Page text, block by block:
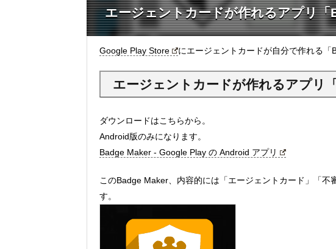
エージェントカードが作れるアプリ
Google Play Store にエージェントカードが自分で作れる「
エージェントカードが作れるアプリ
ダウンロードはこちらから。
Android版のみになります。
Badge Maker - Google Play の Android アプリ
このBadge Maker、内容的には「エージェントカード」「
す。